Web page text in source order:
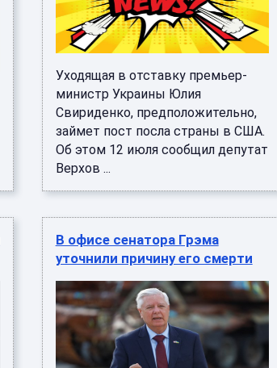
Уходящая в отставку премьер-
министр Украины Юлия
Свириденко, предположительно,
займет пост посла страны в США.
Об этом 12 июля сообщил депутат
Верхов ...
В офисе сенатора Грэма
уточнили причину его смерти